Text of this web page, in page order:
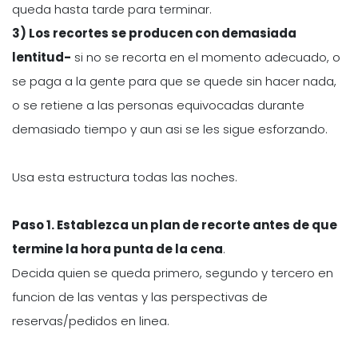
queda hasta tarde para terminar.
3) Los recortes se producen con demasiada
lentitud- si no se recorta en el momento adecuado, o
se paga a la gente para que se quede sin hacer nada,
o se retiene a las personas equivocadas durante
demasiado tiempo y aun asi se les sigue esforzando.
Usa esta estructura todas las noches.
Paso 1. Establezca un plan de recorte antes de que
termine la hora punta de la cena.
Decida quien se queda primero, segundo y tercero en
funcion de las ventas y las perspectivas de
reservas/pedidos en linea.